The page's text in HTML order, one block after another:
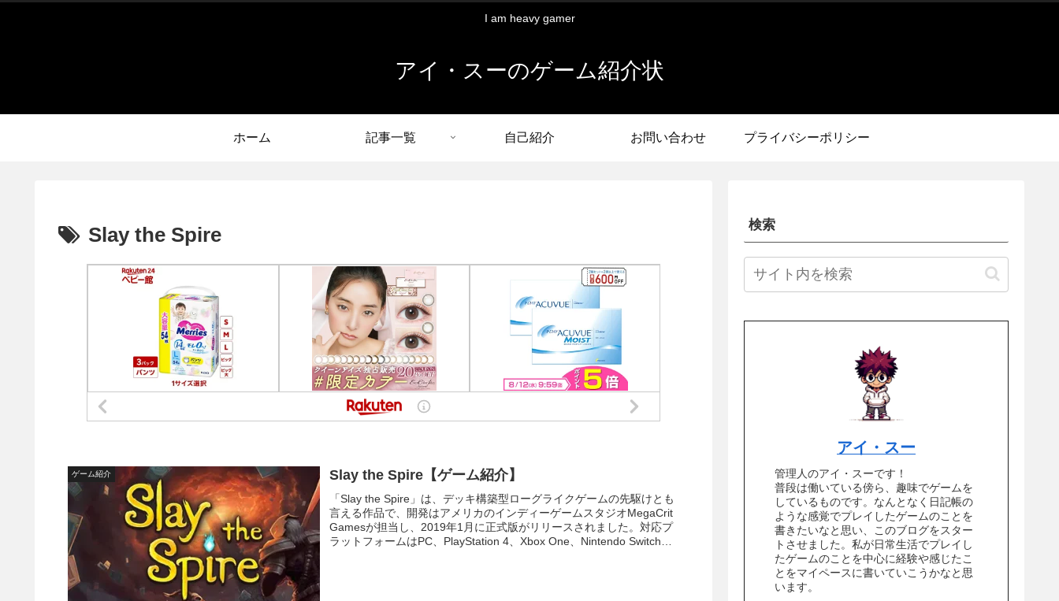
I am heavy gamer
アイ・スーのゲーム紹介状
ホーム 記事一覧 自己紹介 お問い合わせ プライバシーポリシー
Slay the Spire
ゲーム紹介 Slay the Spire【ゲーム紹介】
「Slay the Spire」は、デッキ構築型ローグライクゲームの先駆けとも
言える作品で、開発はアメリカのインディーゲームスタジオMegaCrit
Gamesが担当し、2019年1月に正式版がリリースされました。対応プ
ラットフォームはPC、PlayStation 4、Xbox One、Nintendo Switchに
検索
アイ・スー
管理人のアイ・スーです！
普段は働いている傍ら、趣味でゲームを
しているものです。なんとなく日記帳の
ような感覚でプレイしたゲームのことを
書きたいなと思い、このブログをスター
トさせました。私が日常生活でプレイし
たゲームのことを中心に経験や感じたこ
とをマイペースに書いていこうかなと思
います。